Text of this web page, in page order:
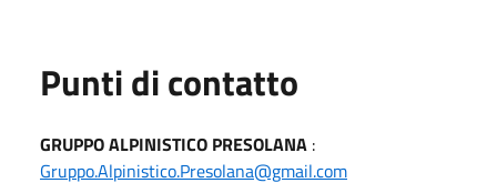
Punti di contatto
GRUPPO ALPINISTICO PRESOLANA :
Gruppo.Alpinistico.Presolana@gmail.com